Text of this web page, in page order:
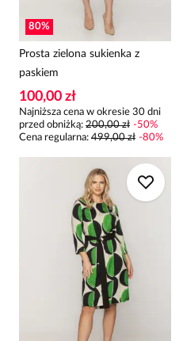
80%
Prosta zielona sukienka z
paskiem
100,00 zł
Najniższa cena w okresie 30 dni
przed obniżką: 200,00 zł -50%
Cena regularna: 499,00 zł -80%